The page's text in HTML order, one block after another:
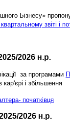
Бізнесу»
звіті і
2026 н.р.
за програмами
кар'єрі і
початківця
2026 н.р.